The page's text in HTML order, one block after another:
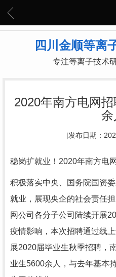
四川金顺等离
专注等离子技术
2020年南方电网
余
[发布日期：
稳岗扩就业！2020年南方电
积极落实中央、国务院国资
就业，展现央企的社会责任
网公司各分子公司陆续开展
疫情影响，本次招聘通过线
展2020届毕业生秋季招聘，
业生5600余人，与去年基本